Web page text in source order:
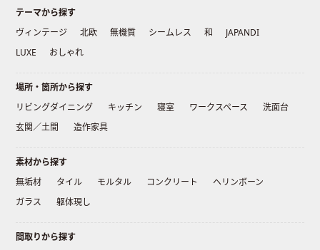
テーマから探す
ヴィンテージ
北欧 無機質 シームレス 和
JAPANDI
LUXE
おしゃれ
場所・箇所から探す
リビングダイニング
キッチン 寝室 ワークスペース
洗面台
玄関／土間
造作家具
素材から探す
無垢材
タイル モルタル コンクリート
ヘリンボーン
ガラス
躯体現し
間取りから探す